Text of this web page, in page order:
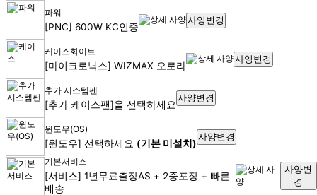
파워
[PNC] 600W KC인증
사양변경
케이스화이트
[마이크로닉스] WIZMAX 오로라
사양변경
추가 시스템팬
[추가 케이스팬]을 선택하세요
사양변경
윈도우(OS)
[윈도우] 선택하세요 (기본 미설치)
사양변경
기본서비스
[서비스] 1년무료출장AS + 2중포장 + 빠른
배송
사양변
경